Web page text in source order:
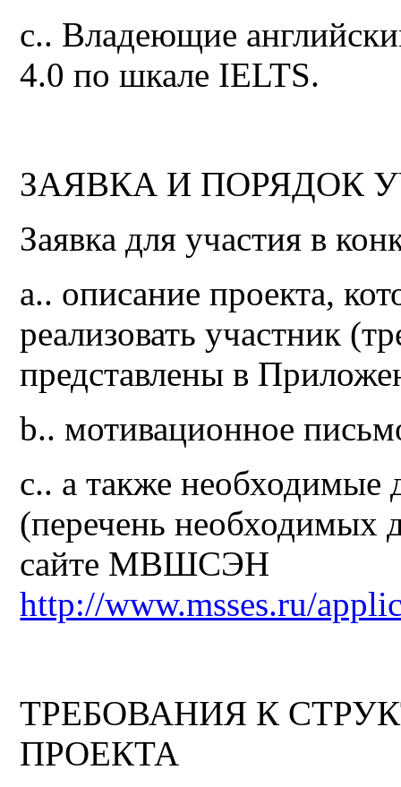
c.. Владеющие
4.0 по шкале IELTS.
ЗАЯВКА И ПОРЯДОК
Заявка для участия в
a.. описание проекта,
реализовать участник
представлены в
b.. мотивационное
c.. а также необходимые
(перечень необходимых
сайте МВШСЭН
http://www.msses.ru/
ТРЕБОВАНИЯ К
ПРОЕКТА